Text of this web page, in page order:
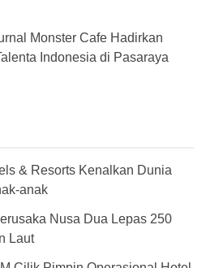
Monster Cafe Hadirkan
Indonesia di Pasaraya
& Resorts Kenalkan Dunia
anak
Nusa Dua Lepas 250
Laut